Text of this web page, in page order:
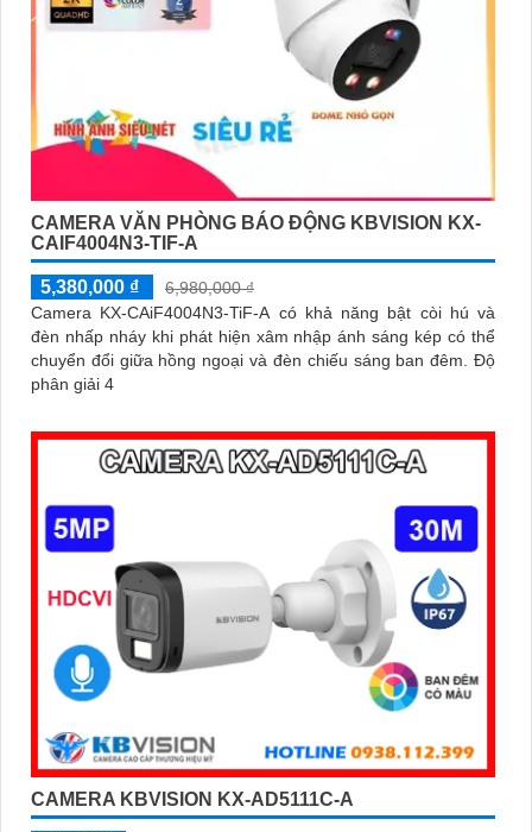
CAMERA VĂN PHÒNG BÁO ĐỘNG KBVISION KX-
CAIF4004N3-TIF-A
5,380,000 ₫
6,980,000 ₫
Camera KX-CAiF4004N3-TiF-A có khả năng bật còi hú và
đèn nhấp nháy khi phát hiện xâm nhập ánh sáng kép có thể
chuyển đổi giữa hồng ngoại và đèn chiếu sáng ban đêm. Độ
phân giải 4
CAMERA KBVISION KX-AD5111C-A